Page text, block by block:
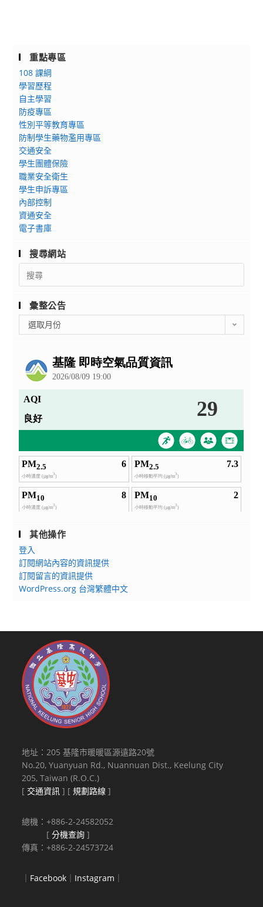
重點專區
108 課綱
學習歷程
自主學習
防疫專區
性別平等教育專區
防制學生藥物濫用專區
交通安全
學生團體保險
職業安全衛生
學生申訴專區
內部控制
資通安全
電子書庫
搜尋網站
Search
for:
彙整公告
整
選取月份
其他操作
登入
訂閱網站內容的資訊提供
訂閱留言的資訊提供
WordPress.org 台灣繁體中文
地址：205 基隆市暖暖區源遠路20號
No.20, Yuanyuan Rd., Nuannuan Dist., Keelung City
205, Taiwan (R.O.C.)
[ 交通資訊 ] [規劃路線 ]
總機：+886-2-24582052
[分機查詢 ]
傳真：+886-2-24573724
｜ Facebook ｜ Instagram ｜